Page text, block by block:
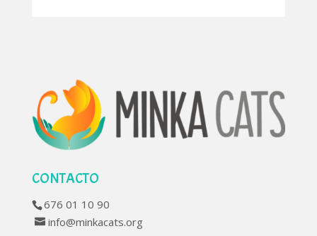
CONTACTO
676 01 10 90
info@minkacats.org